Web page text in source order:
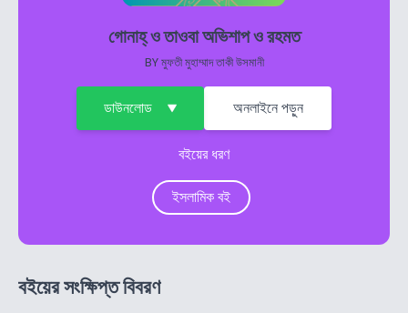
গোনাহ্ ও তাওবা অভিশাপ ও রহমত
BYমুফতী মুহাম্মাদ তাকী উসমানী
ডাউনলোড অনলাইনে পড়ুন
বইয়ের ধরণ
ইসলামিক বই
বইয়ের সংক্ষিপ্ত বিবরণ